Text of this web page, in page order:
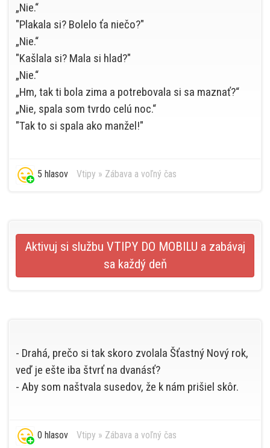
„Nie.“
"Plakala si? Bolelo ťa niečo?"
„Nie.“
"Kašlala si? Mala si hlad?"
„Nie.“
„Hm, tak ti bola zima a potrebovala si sa maznať?“
„Nie, spala som tvrdo celú noc.“
"Tak to si spala ako manžel!"
5 hlasov Vtipy » Zábava a voľný čas
Aktivuj si službu VTIPY DO MOBILU a zabávaj
sa každý deň
- Drahá, prečo si tak skoro zvolala Šťastný Nový rok,
veď je ešte iba štvrť na dvanásť?
- Aby som naštvala susedov, že k nám prišiel skôr.
0 hlasov Vtipy » Zábava a voľný čas